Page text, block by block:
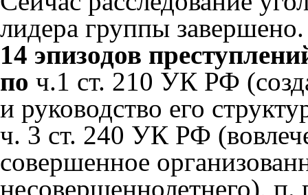
лидера группы
14 эпизодов
по ч.1 ст. 210 УК РФ
и руководство его
ч. 3 ст. 240 УК РФ
совершенное
несовершеннолетнего), п.